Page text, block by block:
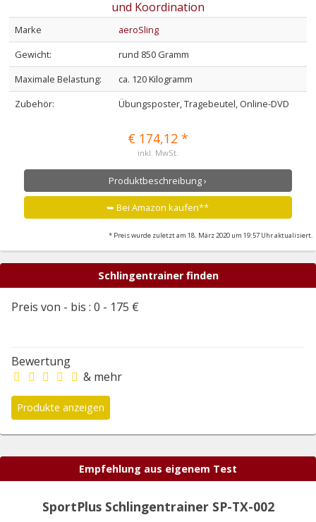
Marke
aeroSling
Gewicht:
rund 850 Gramm
Maximale Belastung:
ca. 120 Kilogramm
Zubehör:
Übungsposter, Tragebeutel, Online-DVD
€ 174,12 *
inkl. MwSt.
Produktbeschreibung ›
➥ Bei Amazon kaufen**
* Preis wurde zuletzt am 18. März 2020 um 19:57 Uhr aktualisiert.
Schlingentrainer finden
Preis von - bis : 0 - 175 €
Bewertung
& mehr
Empfehlung aus eigenem Test
SportPlus Schlingentrainer SP-TX-002